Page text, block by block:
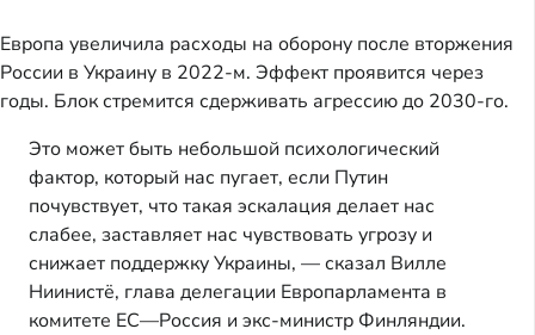
Европа увеличила расходы на оборону после вторжения
России в Украину в 2022-м. Эффект проявится через
годы. Блок стремится сдерживать агрессию до 2030-го.
Это может быть небольшой психологический
фактор, который нас пугает, если Путин
почувствует, что такая эскалация делает нас
слабее, заставляет нас чувствовать угрозу и
снижает поддержку Украины, — сказал Вилле
Ниинистё, глава делегации Европарламента в
комитете ЕС—Россия и экс-министр Финляндии.